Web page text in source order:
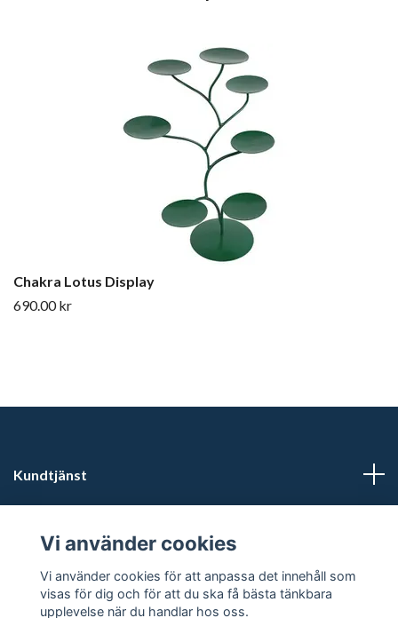
Chakra Lotus Display
690.00 kr
Kundtjänst
Sociala medier
Vi använder cookies
Vi använder cookies för att anpassa det innehåll som
visas för dig och för att du ska få bästa tänkbara
upplevelse när du handlar hos oss.